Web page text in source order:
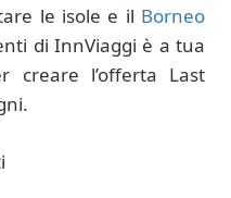
le isole e il Borneo
di InnViaggi è a tua
creare l’offerta Last